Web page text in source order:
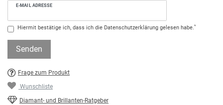
E-MAIL ADRESSE
Hiermit bestätige ich, dass ich die Daten­schutz­erklärung gelesen habe.*
Senden
Frage zum Produkt
Wunschliste
Diamant- und Brillanten-Ratgeber